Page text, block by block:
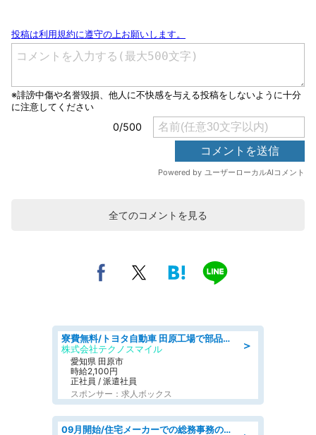
全てのコメントを見る
＞
寮費無料/トヨタ自動車 田原工場で部品の組立製造/tutumi
株式会社テクノスマイル
愛知県 田原市
時給2,100円
正社員 / 派遣社員
スポンサー：求人ボックス
09月開始/住宅メーカーでの総務事務のお仕事/駅近/車通勤可/一般事務/人事労務